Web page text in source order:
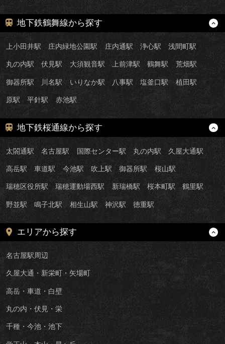
地下鉄鶴舞線から探す
上小田井駅 庄内緑地公園駅 庄内通駅 浄心駅 浅間町駅
丸の内駅 伏見駅 大須観音駅 上前津駅 鶴舞駅 荒畑駅
御器所駅 川名駅 いりなか駅 八事駅 塩釜口駅 植田駅
原駅 平針駅 赤池駅
地下鉄桜通線から探す
太閤通駅 名古屋駅 国際センター駅 丸の内駅 久屋大通駅
高岳駅 車道駅 今池駅 吹上駅 御器所駅 桜山駅
瑞穂区役所駅 瑞穂運動場西駅 新瑞橋駅 桜本町駅 鶴里駅
野並駅 鳴子北駅 相生山駅 神沢駅 徳重駅
エリアから探す
名古屋駅周辺
久屋大通・新栄町・矢場町
高岳・車道・白壁
丸の内・伏見・栄
千種・今池・池下